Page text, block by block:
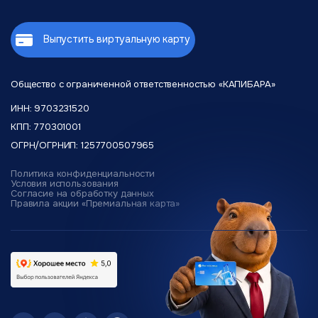
Если проблема сохраняется – обратитесь в
поддержку «Плати по миру» вTelegram-боте
(работает 24/7)
проблем в течение 15 минут.
Общество с ограниченной ответственностью «КАПИБАРА»
ИНН: 9703231520
КПП: 770301001
ОГРН/ОГРНИП: 1257700507965
Выпустить виртуальную карту
Политика конфиденциальности
Условия использования
Согласие на обработку данных
Правила акции «Премиальная карта»